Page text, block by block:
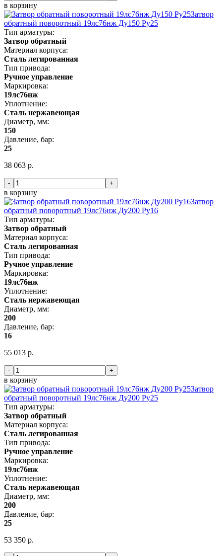
в корзину
Затвор
обратный поворотный 19лс76нж Ду150 Ру25
Тип арматуры:
Затвор обратный
Материал корпуса:
Сталь легированная
Тип привода:
Ручное управление
Маркировка:
19лс76нж
Уплотнение:
Сталь нержавеющая
Диаметр, мм:
150
Давление, бар:
25
38 063 р.
- +
в корзину
Затвор
обратный поворотный 19лс76нж Ду200 Ру16
Тип арматуры:
Затвор обратный
Материал корпуса:
Сталь легированная
Тип привода:
Ручное управление
Маркировка:
19лс76нж
Уплотнение:
Сталь нержавеющая
Диаметр, мм:
200
Давление, бар:
16
55 013 р.
- +
в корзину
Затвор
обратный поворотный 19лс76нж Ду200 Ру25
Тип арматуры:
Затвор обратный
Материал корпуса:
Сталь легированная
Тип привода:
Ручное управление
Маркировка:
19лс76нж
Уплотнение:
Сталь нержавеющая
Диаметр, мм:
200
Давление, бар:
25
53 350 р.